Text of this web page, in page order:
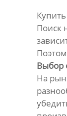
Поиск
Выбор
На